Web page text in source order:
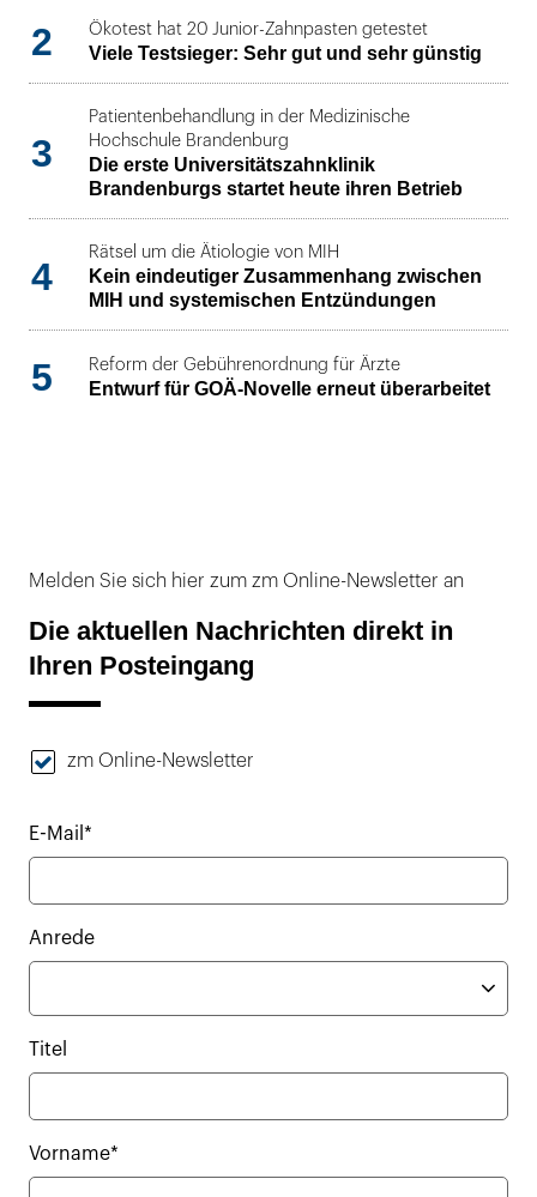
2 Ökotest hat 20 Junior-Zahnpasten getestet
Viele Testsieger: Sehr gut und sehr günstig
3
Patientenbehandlung in der Medizinische
Hochschule Brandenburg
Die erste Universitätszahnklinik
Brandenburgs startet heute ihren Betrieb
4
Rätsel um die Ätiologie von MIH
Kein eindeutiger Zusammenhang zwischen
MIH und systemischen Entzündungen
5 Reform der Gebührenordnung für Ärzte
Entwurf für GOÄ-Novelle erneut überarbeitet
Melden Sie sich hier zum zm Online-Newsletter an
Die aktuellen Nachrichten direkt in
Ihren Posteingang
zm Online-Newsletter
E-Mail*
Anrede
Titel
Vorname*